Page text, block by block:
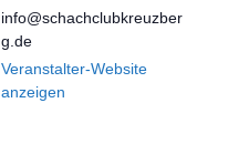
info@schachclubkreuzber
g.de
Veranstalter-Website
anzeigen